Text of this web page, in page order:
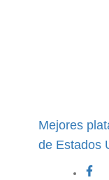
Mejores
de Estados